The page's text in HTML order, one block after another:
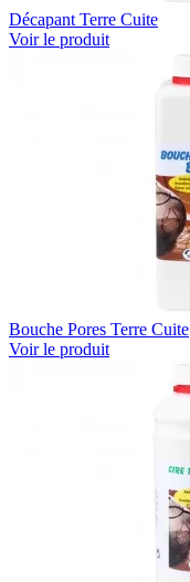
Décapant Terre Cuite
Voir le produit
Bouche Pores Terre Cuite
Voir le produit